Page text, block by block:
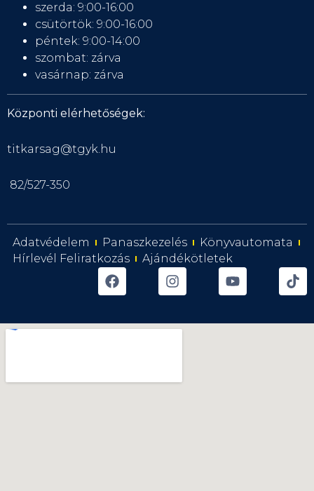
szerda: 9:00-16:00
csütörtök: 9:00-16:00
péntek: 9:00-14:00
szombat: zárva
vasárnap: zárva
Központi elérhetőségek:
titkarsag@tgyk.hu
82/527-350
Adatvédelem Panaszkezelés
Könyvautomata
Hírlevél Feliratkozás
Ajándékötletek